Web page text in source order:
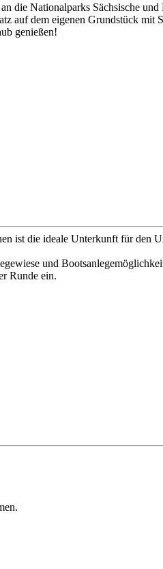
die Nationalparks Sächsische
auf dem eigenen Grundstück mit
genießen!
ist die ideale Unterkunft für
und
Runde ein.